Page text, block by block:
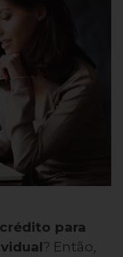
crédito para
? Então,